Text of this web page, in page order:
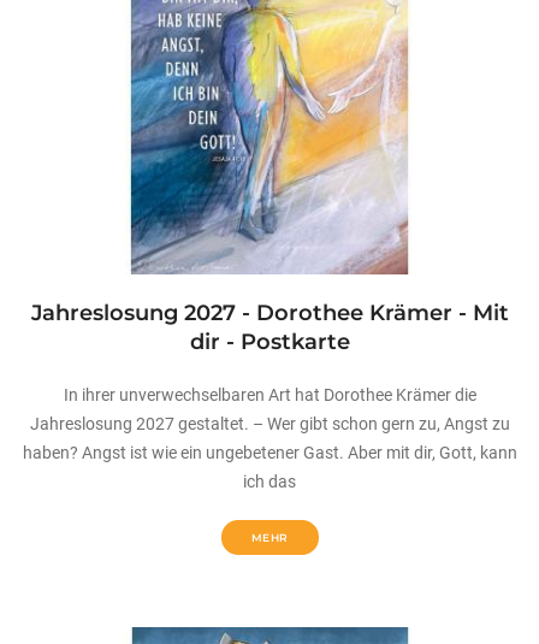
Jahreslosung 2027 - Dorothee Krämer - Mit
dir - Postkarte
In ihrer unverwechselbaren Art hat Dorothee Krämer die
Jahreslosung 2027 gestaltet. – Wer gibt schon gern zu, Angst zu
haben? Angst ist wie ein ungebetener Gast. Aber mit dir, Gott, kann
ich das
MEHR